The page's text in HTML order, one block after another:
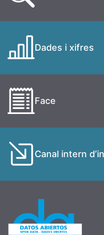
Dades i xifres
Face
Canal intern